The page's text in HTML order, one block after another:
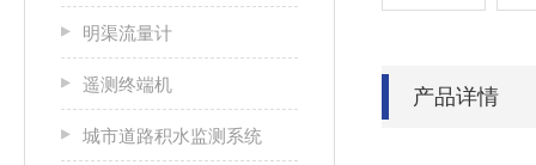
明渠流量计
遥测终端机
城市道路积水监测系统
产品详情